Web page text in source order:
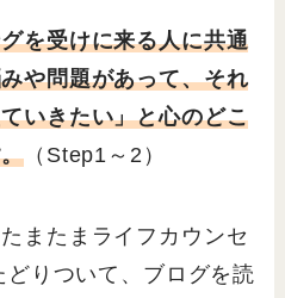
を受けに来る人に共通
や問題があって、それ
いきたい」と心のどこ
（Step1～2）
またまライフカウンセ
りついて、ブログを読